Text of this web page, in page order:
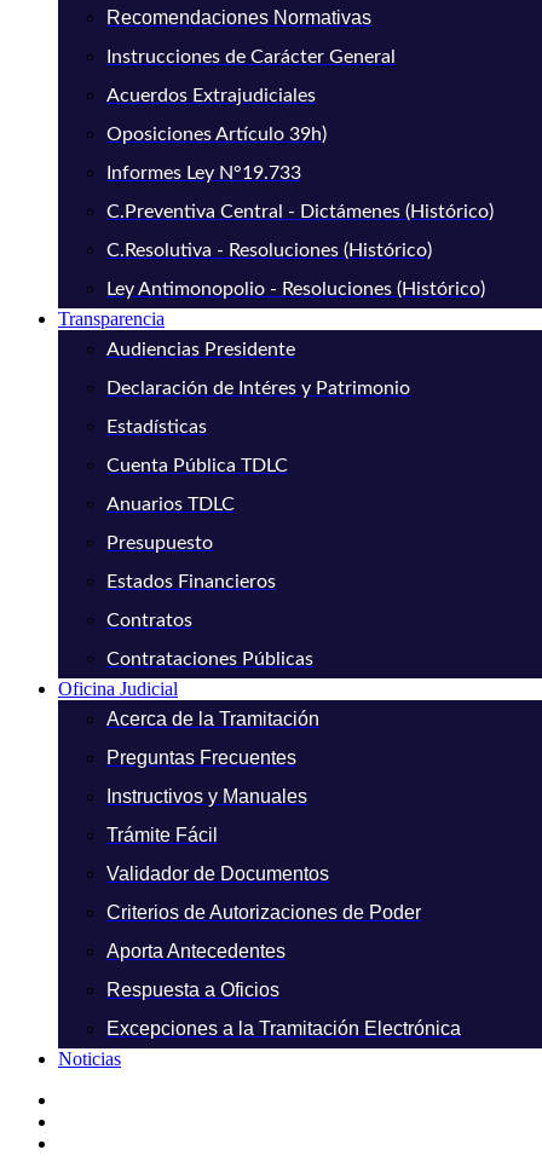
Recomendaciones Normativas
Instrucciones de Carácter General
Acuerdos Extrajudiciales
Oposiciones Artículo 39h)
Informes Ley N°19.733
C.Preventiva Central - Dictámenes (Histórico)
C.Resolutiva - Resoluciones (Histórico)
Ley Antimonopolio - Resoluciones (Histórico)
Transparencia
Audiencias Presidente
Declaración de Intéres y Patrimonio
Estadísticas
Cuenta Pública TDLC
Anuarios TDLC
Presupuesto
Estados Financieros
Contratos
Contrataciones Públicas
Oficina Judicial
Acerca de la Tramitación
Preguntas Frecuentes
Instructivos y Manuales
Trámite Fácil
Validador de Documentos
Criterios de Autorizaciones de Poder
Aporta Antecedentes
Respuesta a Oficios
Excepciones a la Tramitación Electrónica
Noticias